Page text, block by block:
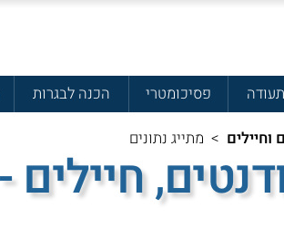
פסיכומטרי הכנה לבגרות
וחיילים > מתייג נתונים
חיילים